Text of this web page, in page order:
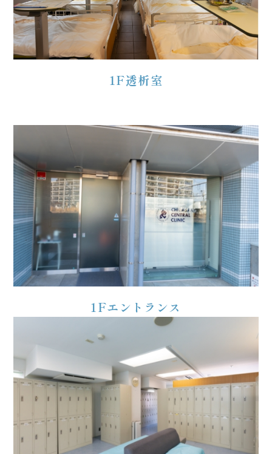
1F透析室
1Fエントランス